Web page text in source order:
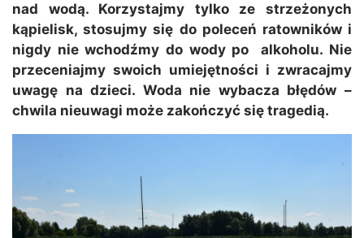
nad wodą. Korzystajmy tylko ze strzeżonych
kąpielisk, stosujmy się do poleceń ratowników i
nigdy nie wchodźmy do wody po alkoholu. Nie
przeceniajmy swoich umiejętności i zwracajmy
uwagę na dzieci. Woda nie wybacza błędów –
chwila nieuwagi może zakończyć się tragedią.